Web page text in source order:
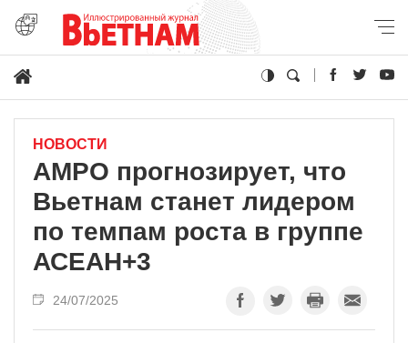
НОВОСТИ
АМРО прогнозирует, что
Вьетнам станет лидером
по темпам роста в группе
АСЕАН+3
24/07/2025